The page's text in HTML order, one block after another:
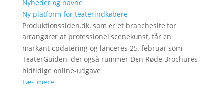
Nyheder og navne
Ny platform for teaterindkøbere
Produktionssiden.dk, som er et branchesite for
arrangører af professionel scenekunst, får en
markant opdatering og lanceres 25. februar som
TeaterGuiden, der også rummer Den Røde Brochures
hidtidige online-udgave
Læs mere